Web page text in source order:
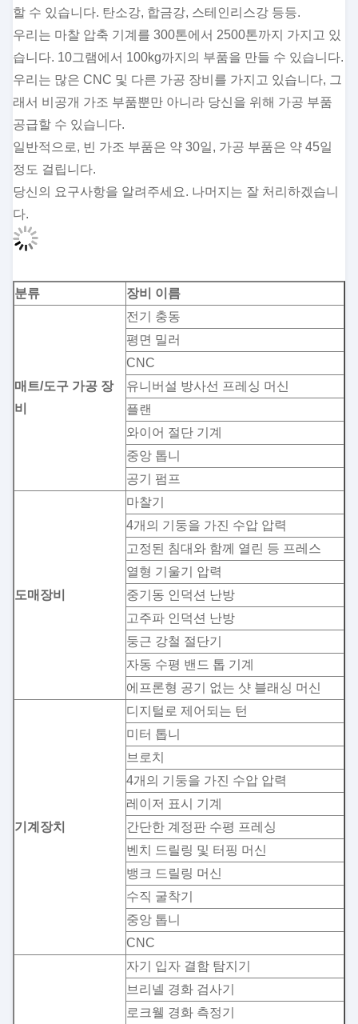
할 수 있습니다. 탄소강, 합금강, 스테인리스강 등등.
우리는 마찰 압축 기계를 300톤에서 2500톤까지 가지고 있
습니다. 10그램에서 100kg까지의 부품을 만들 수 있습니다.
우리는 많은 CNC 및 다른 가공 장비를 가지고 있습니다, 그
래서 비공개 가조 부품뿐만 아니라 당신을 위해 가공 부품
공급할 수 있습니다.
일반적으로, 빈 가조 부품은 약 30일, 가공 부품은 약 45일
정도 걸립니다.
당신의 요구사항을 알려주세요. 나머지는 잘 처리하겠습니
다.
분류 장비 이름
매트/도구 가공 장
비
전기 충동
평면 밀러
CNC
유니버설 방사선 프레싱 머신
플랜
와이어 절단 기계
중앙 톱니
공기 펌프
도매장비
마찰기
4개의 기둥을 가진 수압 압력
고정된 침대와 함께 열린 등 프레스
열형 기울기 압력
중기동 인덕션 난방
고주파 인덕션 난방
둥근 강철 절단기
자동 수평 밴드 톱 기계
에프론형 공기 없는 샷 블래싱 머신
기계장치
디지털로 제어되는 턴
미터 톱니
브로치
4개의 기둥을 가진 수압 압력
레이저 표시 기계
간단한 계정판 수평 프레싱
벤치 드릴링 및 터핑 머신
뱅크 드릴링 머신
수직 굴착기
중앙 톱니
CNC
자기 입자 결함 탐지기
브리넬 경화 검사기
로크웰 경화 측정기